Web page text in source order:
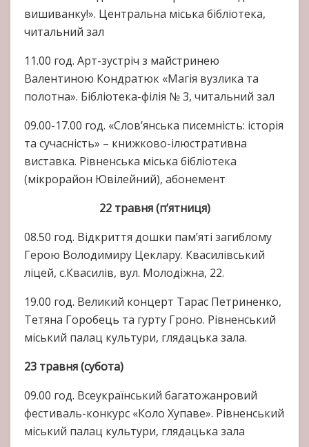
вишиванку!». Центральна міська бібліотека,
читальний зал
11.00 год. Арт-зустріч з майстринею
Валентиною Кондратюк «Магія вузлика та
полотна». Бібліотека-філія № 3, читальний зал
09.00-17.00 год. «Слов’янська писемність: історія
та сучасність» – книжково-ілюстративна
виставка. Рівненська міська бібліотека
(мікрорайон Ювілейний), абонемент
22 травня (п’ятниця)
08.50 год. Відкриття дошки пам’яті загиблому
Герою Володимиру Цеклару. Квасилівський
ліцей, с.Квасилів, вул. Молодіжна, 22.
19.00 год. Великий концерт Тарас Петриненко,
Тетяна Горобець та гурту Гроно. Рівненський
міський палац культури, глядацька зала.
23 травня (субота)
09.00 год. Всеукраїнський багатожанровий
фестиваль-конкурс «Коло Хупаве». Рівненський
міський палац культури, глядацька зала